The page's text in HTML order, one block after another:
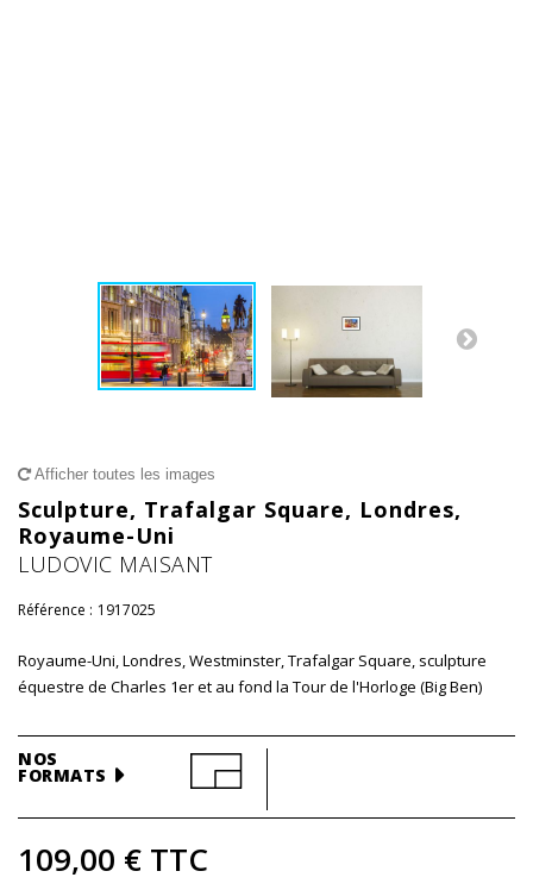
Afficher toutes les images
Sculpture, Trafalgar Square, Londres,
Royaume-Uni
LUDOVIC MAISANT
Référence : 1917025
Royaume-Uni, Londres, Westminster, Trafalgar Square, sculpture
équestre de Charles 1er et au fond la Tour de l'Horloge (Big Ben)
NOS
FORMATS
109,00 € TTC